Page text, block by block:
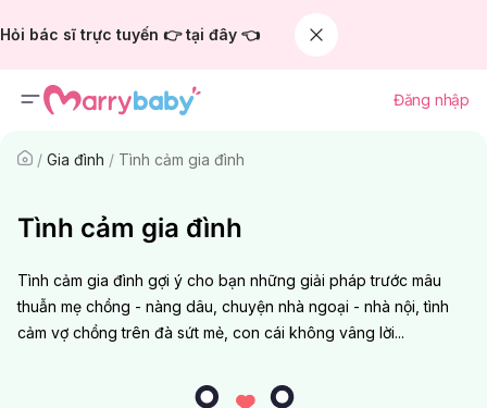
Hỏi bác sĩ trực tuyến 👉 tại đây 👈
Đăng nhập
/ Gia đình / Tình cảm gia đình
Tình cảm gia đình
Tình cảm gia đình gợi ý cho bạn những giải pháp trước mâu
thuẫn mẹ chồng - nàng dâu, chuyện nhà ngoại - nhà nội, tình
cảm vợ chồng trên đà sứt mẻ, con cái không vâng lời...